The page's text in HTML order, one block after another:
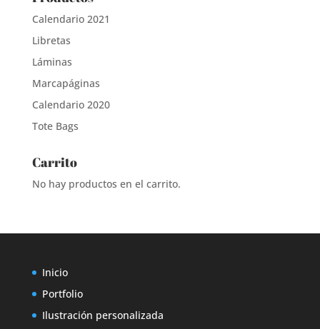
Calendario 2021
Libretas
Láminas
Marcapáginas
Calendario 2020
Tote Bags
Carrito
No hay productos en el carrito.
Inicio
Portfolio
Ilustración personalizada